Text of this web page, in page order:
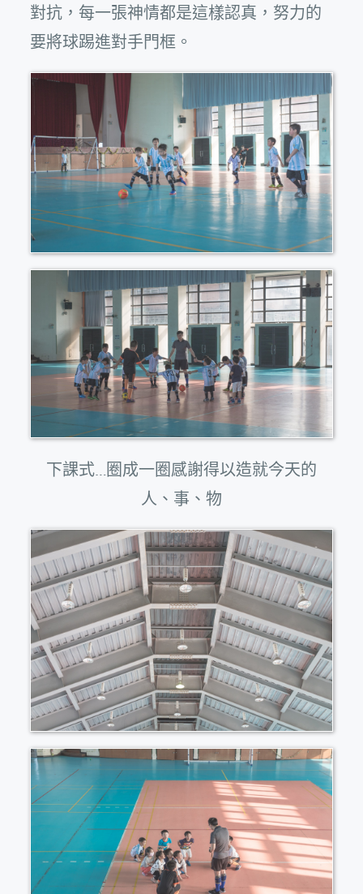
對抗，每一張神情都是這樣認真，努力的
要將球踢進對手門框。
下課式…圈成一圈感謝得以造就今天的
人、事、物